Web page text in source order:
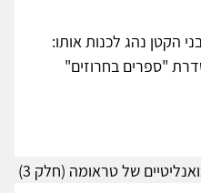
הקטן נהג לכנות אותו:
"ספרים בחרוזים"